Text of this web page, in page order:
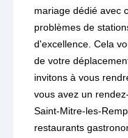
mariage dédié avec
problèmes de
d'excellence. Cela
de votre
invitons à vous
vous avez un
Saint-Mitre-les-
restaurants